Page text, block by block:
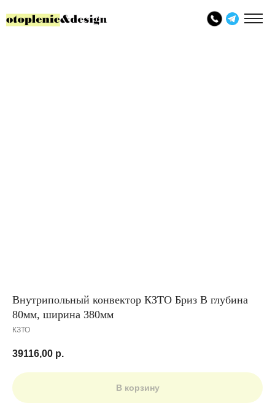
Внутрипольный конвектор КЗТО Бриз В глубина
80мм, ширина 380мм
КЗТО
39116,00 р.
В корзину